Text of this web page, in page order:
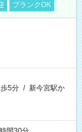
ブランクOK
5分 / 新今宮駅か